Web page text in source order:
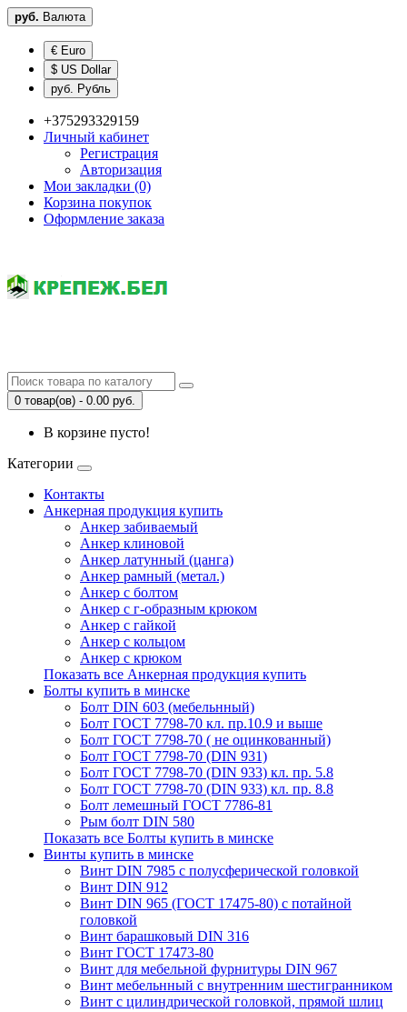
руб. Валюта
€ Euro
$ US Dollar
руб. Рубль
+375293329159
Личный кабинет
Регистрация
Авторизация
Мои закладки (0)
Корзина покупок
Оформление заказа
0 товар(ов) - 0.00 руб.
В корзине пусто!
Категории
Контакты
Анкерная продукция купить
Анкер забиваемый
Анкер клиновой
Анкер латунный (цанга)
Анкер рамный (метал.)
Анкер с болтом
Анкер с г-образным крюком
Анкер с гайкой
Анкер с кольцом
Анкер с крюком
Показать все Анкерная продукция купить
Болты купить в минске
Болт DIN 603 (мебельнный)
Болт ГОСТ 7798-70 кл. пр.10.9 и выше
Болт ГОСТ 7798-70 ( не оцинкованный)
Болт ГОСТ 7798-70 (DIN 931)
Болт ГОСТ 7798-70 (DIN 933) кл. пр. 5.8
Болт ГОСТ 7798-70 (DIN 933) кл. пр. 8.8
Болт лемешный ГОСТ 7786-81
Рым болт DIN 580
Показать все Болты купить в минске
Винты купить в минске
Винт DIN 7985 с полусферической головкой
Винт DIN 912
Винт DIN 965 (ГОСТ 17475-80) с потайной
головкой
Винт барашковый DIN 316
Винт ГОСТ 17473-80
Винт для мебельной фурнитуры DIN 967
Винт мебельнный с внутренним шестигранником
Винт с цилиндрической головкой, прямой шлиц